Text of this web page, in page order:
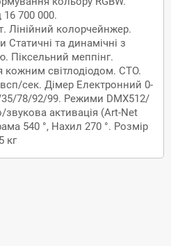
700 000.
Лінійний колорчейнжер.
Статичні та динамічні з
Піксельний меппінг.
кожним світлодіодом. CTO.
сек. Дімер Електронний 0-
35/78/92/99. Режими DMX512/
активація (Art-Net
540 °, Нахил 270 °. Розмір
кг